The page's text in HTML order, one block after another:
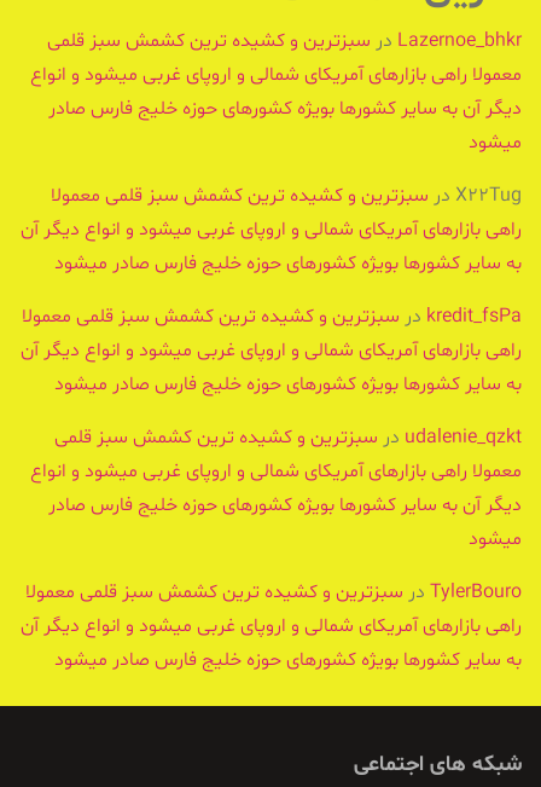
Lazernoe_bhkr در سبزترین و کشیده ترین کشمش سبز قلمی
معمولا راهی بازارهای آمریکای شمالی و اروپای غربی میشود و انواع
دیگر آن به سایر کشورها بویژه کشورهای حوزه خلیج فارس صادر
میشود
X22Tug در سبزترین و کشیده ترین کشمش سبز قلمی معمولا
راهی بازارهای آمریکای شمالی و اروپای غربی میشود و انواع دیگر آن
به سایر کشورها بویژه کشورهای حوزه خلیج فارس صادر میشود
kredit_fsPa در سبزترین و کشیده ترین کشمش سبز قلمی معمولا
راهی بازارهای آمریکای شمالی و اروپای غربی میشود و انواع دیگر آن
به سایر کشورها بویژه کشورهای حوزه خلیج فارس صادر میشود
udalenie_qzkt در سبزترین و کشیده ترین کشمش سبز قلمی
معمولا راهی بازارهای آمریکای شمالی و اروپای غربی میشود و انواع
دیگر آن به سایر کشورها بویژه کشورهای حوزه خلیج فارس صادر
میشود
TylerBouro در سبزترین و کشیده ترین کشمش سبز قلمی معمولا
راهی بازارهای آمریکای شمالی و اروپای غربی میشود و انواع دیگر آن
به سایر کشورها بویژه کشورهای حوزه خلیج فارس صادر میشود
شبکه های اجتماعی